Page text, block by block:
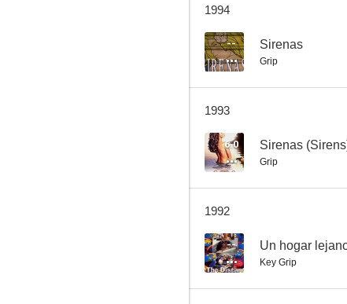
1994
-- Sirenas
Grip
1993
6.0 Sirenas
Grip
1992
-- Un hogar
Key Grip